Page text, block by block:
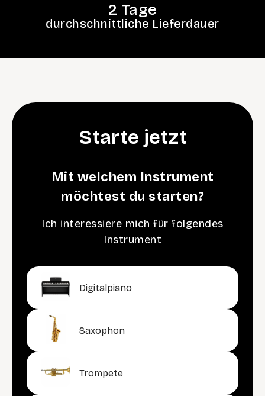
durchschnittliche Lieferdauer
2 Tage
Starte jetzt
Mit welchem Instrument
möchtest du starten?
Ich interessiere mich für folgendes
Instrument
Digitalpiano
Saxophon
Trompete